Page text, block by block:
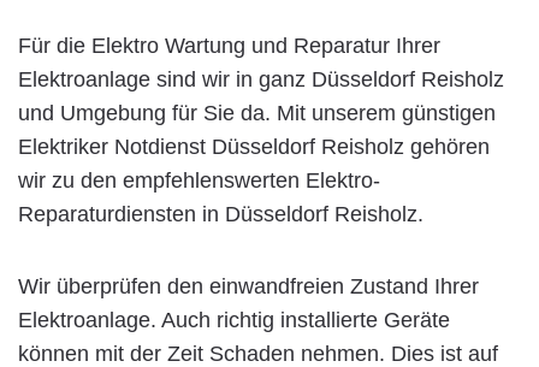
Für die Elektro Wartung und Reparatur Ihrer
Elektroanlage sind wir in ganz Düsseldorf Reisholz
und Umgebung für Sie da. Mit unserem günstigen
Elektriker Notdienst Düsseldorf Reisholz gehören
wir zu den empfehlenswerten Elektro-
Reparaturdiensten in Düsseldorf Reisholz.
Wir überprüfen den einwandfreien Zustand Ihrer
Elektroanlage. Auch richtig installierte Geräte
können mit der Zeit Schaden nehmen. Dies ist auf